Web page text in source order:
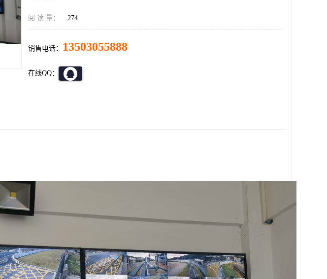
阅 读 量： 274
销售电话： 13503055888
在线QQ：